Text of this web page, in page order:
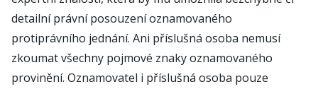
detailní právní posouzení oznamovaného
protiprávního jednání. Ani příslušná osoba nemusí
zkoumat všechny pojmové znaky oznamovaného
provinění. Oznamovatel i příslušná osoba pouze